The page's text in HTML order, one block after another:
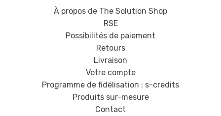
À propos de The Solution Shop
RSE
Possibilités de paiement
Retours
Livraison
Votre compte
Programme de fidélisation : s-credits
Produits sur-mesure
Contact